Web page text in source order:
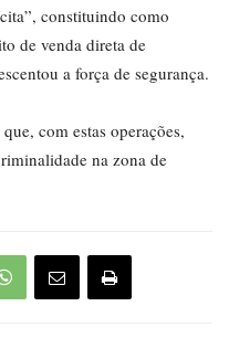
constituindo como
de venda direta de
a força de segurança.
com estas operações,
na zona de